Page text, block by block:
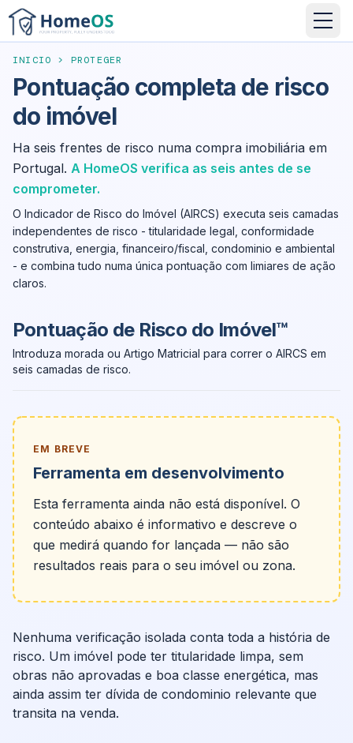
INICIO > PROTEGER
Pontuação completa de risco
do imóvel
Ha seis frentes de risco numa compra imobiliária em
Portugal. A HomeOS verifica as seis antes de se
comprometer.
O Indicador de Risco do Imóvel (AIRCS) executa seis camadas
independentes de risco - titularidade legal, conformidade
construtiva, energia, financeiro/fiscal, condominio e ambiental
- e combina tudo numa única pontuação com limiares de ação
claros.
Pontuação de Risco do Imóvel™
Introduza morada ou Artigo Matricial para correr o AIRCS em
seis camadas de risco.
EM BREVE
Ferramenta em desenvolvimento
Esta ferramenta ainda não está disponível. O
conteúdo abaixo é informativo e descreve o
que medirá quando for lançada — não são
resultados reais para o seu imóvel ou zona.
Nenhuma verificação isolada conta toda a história de
risco. Um imóvel pode ter titularidade limpa, sem
obras não aprovadas e boa classe energética, mas
ainda assim ter dívida de condominio relevante que
transita na venda.